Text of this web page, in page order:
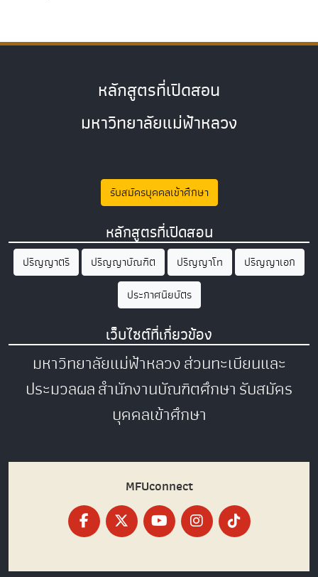
หลักสูตรที่เปิดสอน
มหาวิทยาลัยแม่ฟ้าหลวง
รับสมัครบุคคลเข้าศึกษา
หลักสูตรที่เปิดสอน
ปริญญาตรี ปริญญาบัณฑิต ปริญญาโท
ปริญญาเอก
ประกาศนียบัตร
เว็บไซต์ที่เกี่ยวข้อง
มหาวิทยาลัยแม่ฟ้าหลวงส่วนทะเบียนและ
ประมวลผลสำนักงานบัณฑิตศึกษารับสมัคร
บุคคลเข้าศึกษา
MFUconnect